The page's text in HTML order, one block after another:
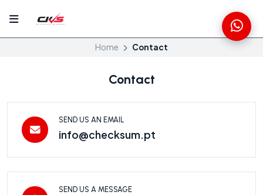
Home Contact
Contact
SEND US AN EMAIL
info@checksum.pt
SEND US A MESSAGE